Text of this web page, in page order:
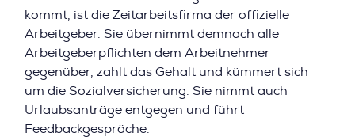
kommt, ist die Zeitarbeitsfirma der offizielle
Arbeitgeber. Sie übernimmt demnach alle
Arbeitgeberpflichten dem Arbeitnehmer
gegenüber, zahlt das Gehalt und kümmert sich
um die Sozialversicherung. Sie nimmt auch
Urlaubsanträge entgegen und führt
Feedbackgespräche.